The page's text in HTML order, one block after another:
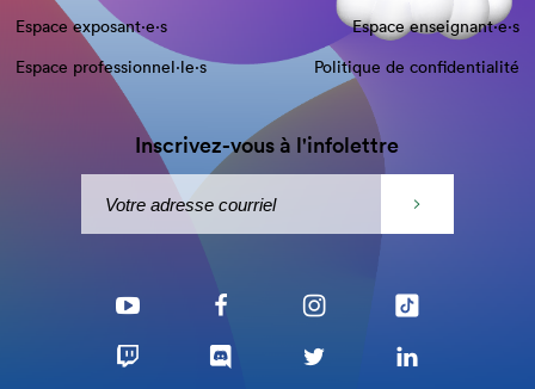
Espace exposant·e⋅s
Espace enseignant·e⋅s
Espace professionnel·le⋅s
Politique de confidentialité
Inscrivez-vous à l'infolettre